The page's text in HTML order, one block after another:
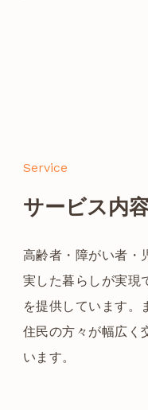
Service
サービス内
高齢者・障がい者・
実した暮らしが実現
を提供しています。
住民の方々が幅広く
います。